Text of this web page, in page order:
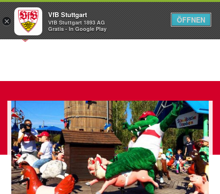
Menü
×
VfB Stuttgart
VfB Stuttgart 1893 AG
Gratis - In Google Play
ÖFFNEN